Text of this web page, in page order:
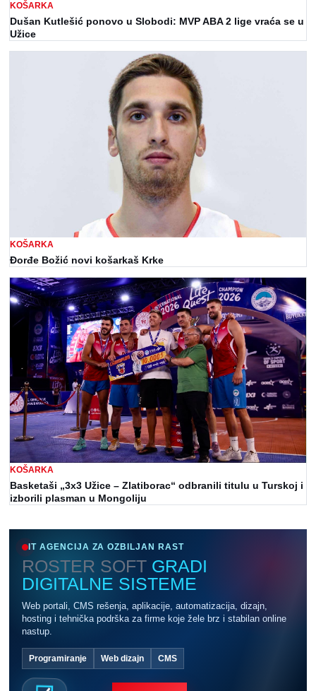
KOŠARKA
Dušan Kutlešić ponovo u Slobodi: MVP ABA 2 lige vraća se u
Užice
KOŠARKA
Đorđe Božić novi košarkaš Krke
KOŠARKA
Basketaši „3x3 Užice – Zlatiborac“ odbranili titulu u Turskoj i
izborili plasman u Mongoliju
IT AGENCIJA ZA OZBILJAN RAST
ROSTER SOFT GRADI
DIGITALNE SISTEME
Web portali, CMS rešenja, aplikacije, automatizacija, dizajn,
hosting i tehnička podrška za firme koje žele brz i stabilan online
nastup.
Programiranje Web dizajn CMS